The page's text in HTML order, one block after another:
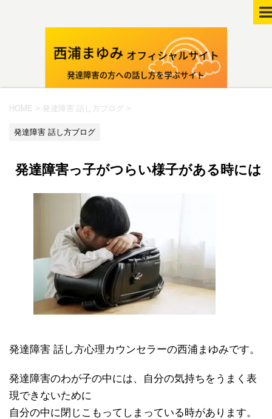
HOME > 発達障害 話し方ブログ >
発達障害 話し方ブログ
発達障害っ子がつらい様子がある時には
発達障害 話し方心理カウンセラーの西浦まゆみです。
発達障害のわが子の中には、自分の気持ちをうまく表
現できないために
自分の中に閉じこもってしまっている時があります。